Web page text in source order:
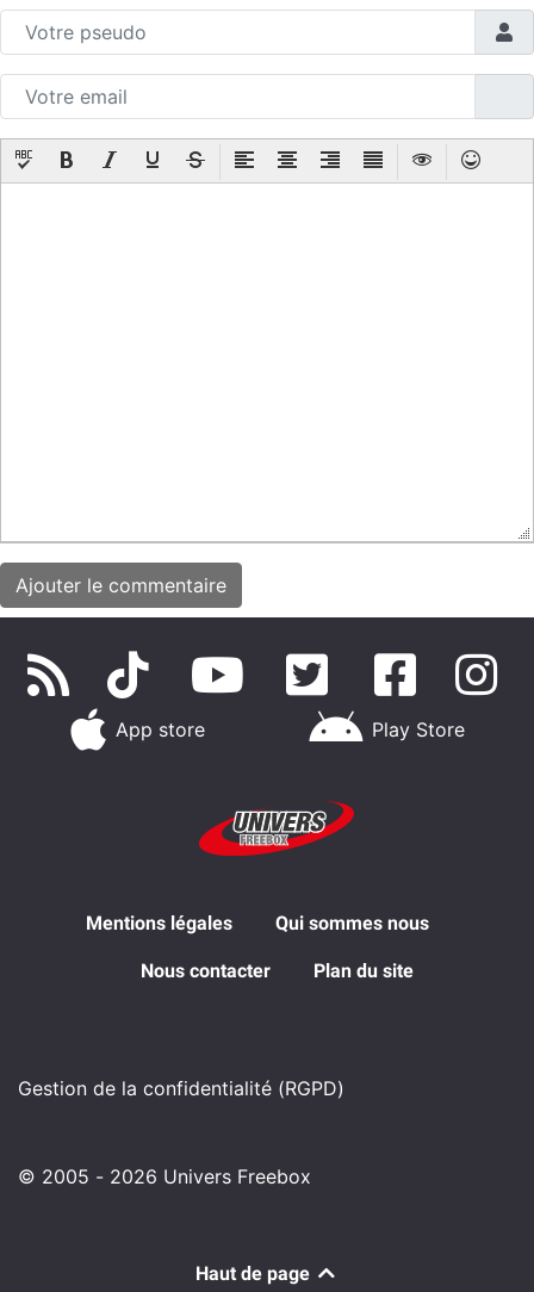
App store Play Store
Mentions légales Qui sommes nous
Nous contacter Plan du site
Gestion de la confidentialité (RGPD)
© 2005 - 2026 Univers Freebox
Haut de page